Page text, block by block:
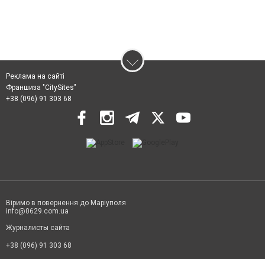
Реклама на сайті
Франшиза "CitySites"
+38 (096) 91 303 68
Віримо в повернення до Маріуполя
info@0629.com.ua
Журналисты сайта
+38 (096) 91 303 68